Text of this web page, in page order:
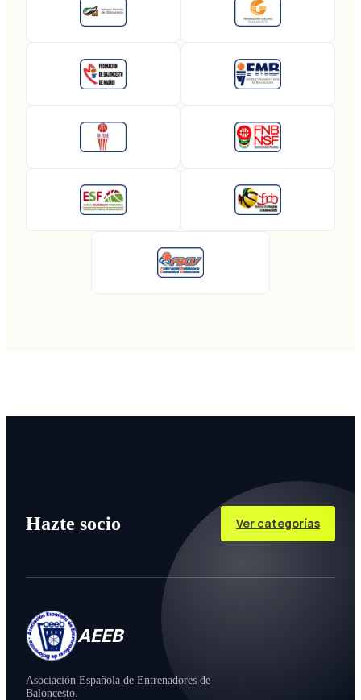
Hazte socio Ver categorías
AEEB
Asociación Española de Entrenadores de
Baloncesto.